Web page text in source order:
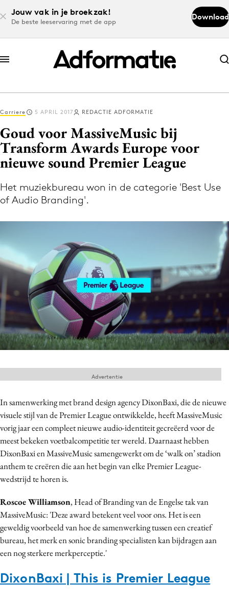
Jouw vak in je broekzak!
De beste leeservaring met de app
Download
Abonneer nu
Abonneer nu
Log in
Download de app
Volg het laatste nieuws via de Adformatie
Nieuws app
Menu
Home
9 sept: GenAI-training
12 nov: MarketingLive!
Adverteren
Events
Opleidingen
Vacatures
Academy
Partners
Topics
Artificial Intelligence
Bureaus
Campagnes
Carriere
Contentmarketing
Craft
Customer Experience
Data & Insights
Design
Carriere 5 APRIL 2017 REDACTIE ADFORMATIE
Goud voor MassiveMusic bij
Transform Awards Europe voor
nieuwe sound Premier League
Het muziekbureau won in de categorie 'Best Use
of Audio Branding'.
In samenwerking met brand design agency DixonBaxi, die de nieuwe
visuele stijl van de Premier League ontwikkelde, heeft MassiveMusic
vorig jaar een compleet nieuwe audio-identiteit gecreëerd voor de
meest bekeken voetbalcompetitie ter wereld. Daarnaast hebben
DixonBaxi en MassiveMusic samengewerkt om de ‘walk on’ stadion
anthem te creëren die aan het begin van elke Premier League-
wedstrijd te horen is.
Roscoe Williamson, Head of Branding van de Engelse tak van
MassiveMusic: 'Deze award betekent veel voor ons. Het is een
geweldig voorbeeld van hoe de samenwerking tussen een creatief
bureau, het merk en sonic branding specialisten kan bijdragen aan
een nog sterkere merkperceptie.'
DixonBaxi | This is Premier League
Advertentie